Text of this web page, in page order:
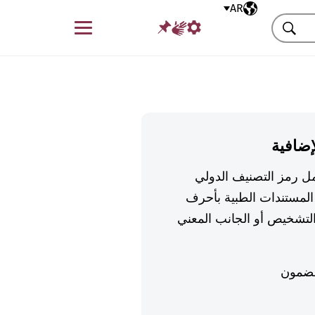
اللغة المختارةAR
قائمة
بحث
رمز التصنيف الدولي
الطبية بأحرف
أو الجانب المعني